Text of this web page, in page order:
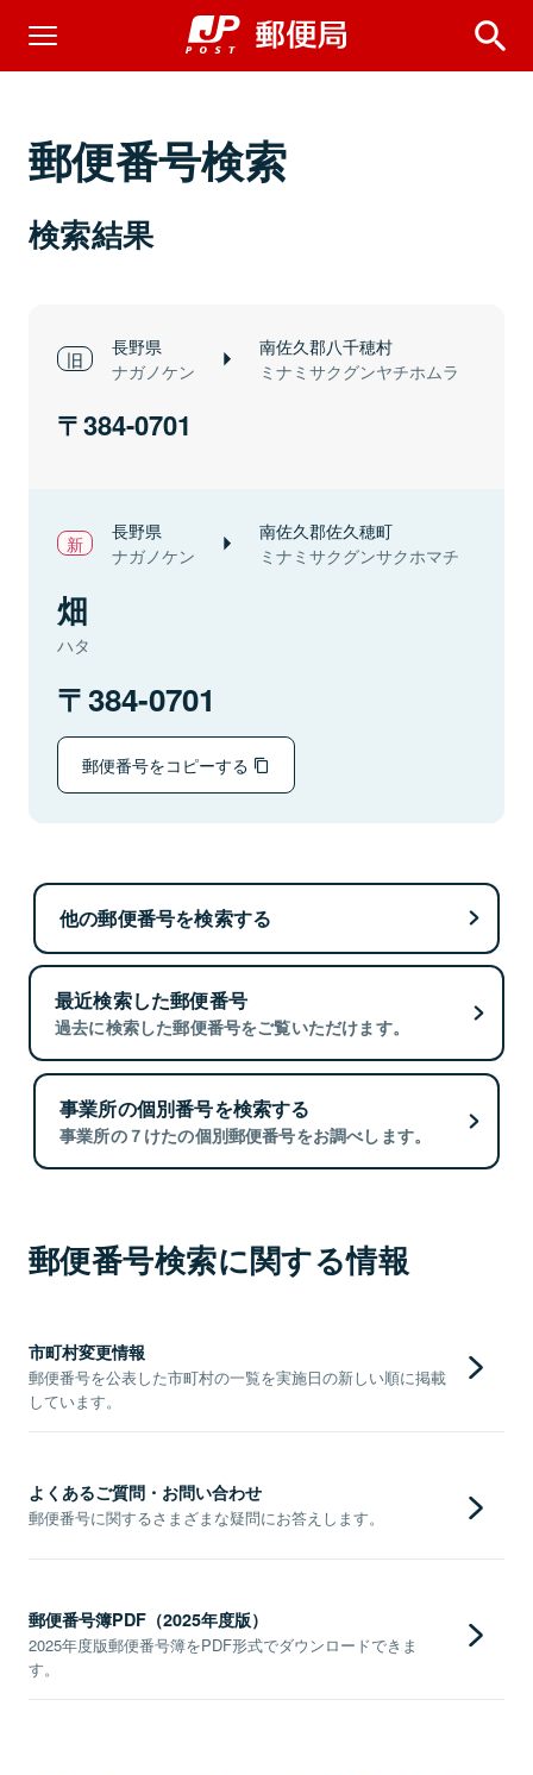
郵便番号検索
検索結果
長野県
ナガノケン
南佐久郡八千穂村
ミナミサクグンヤチホムラ
384-0701
長野県
ナガノケン
南佐久郡佐久穂町
ミナミサクグンサクホマチ
畑
ハタ
384-0701
郵便番号をコピーする
他の郵便番号を検索する
最近検索した郵便番号
過去に検索した郵便番号をご覧いただけます。
事業所の個別番号を検索する
事業所の７けたの個別郵便番号をお調べします。
郵便番号検索に関する情報
市町村変更情報
郵便番号を公表した市町村の一覧を実施日の新しい順に掲載
しています。
よくあるご質問・お問い合わせ
郵便番号に関するさまざまな疑問にお答えします。
郵便番号簿PDF（2025年度版）
2025年度版郵便番号簿をPDF形式でダウンロードできま
す。